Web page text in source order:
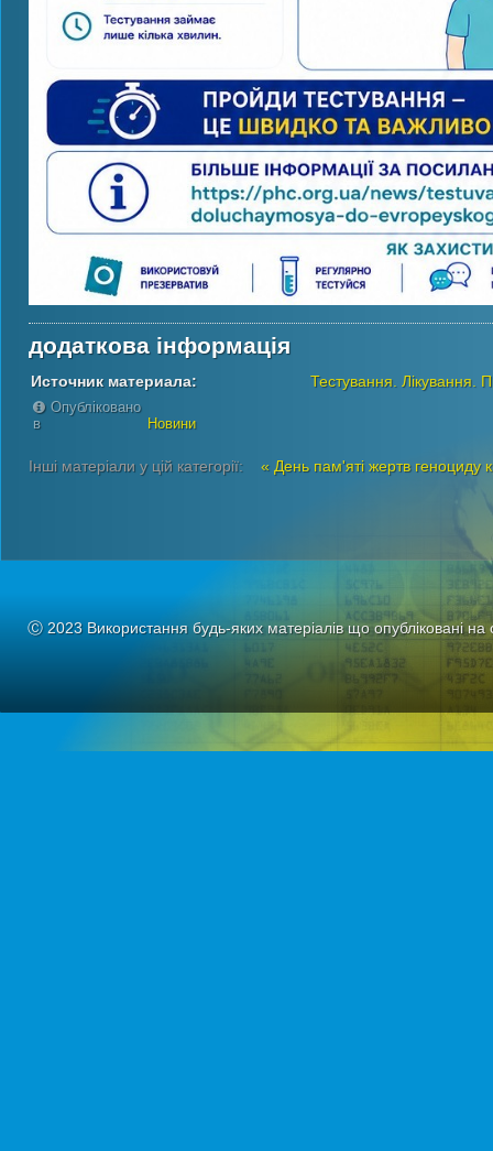
додаткова інформація
Источник материала: Тестування. Лікування.
Опубліковано
в
Новини
Інші матеріали у цій категорії: « День пам'яті жертв геноциду
Ⓒ 2023 Використання будь-яких матеріалів що опубліковані